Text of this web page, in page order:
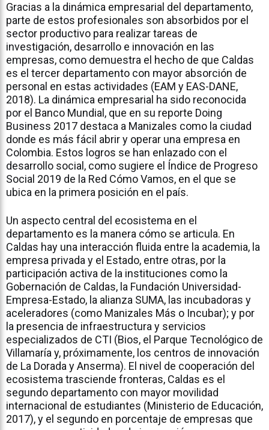
Gracias a la dinámica empresarial del departamento,
parte de estos profesionales son absorbidos por el
sector productivo para realizar tareas de
investigación, desarrollo e innovación en las
empresas, como demuestra el hecho de que Caldas
es el tercer departamento con mayor absorción de
personal en estas actividades (EAM y EAS-DANE,
2018). La dinámica empresarial ha sido reconocida
por el Banco Mundial, que en su reporte Doing
Business 2017 destaca a Manizales como la ciudad
donde es más fácil abrir y operar una empresa en
Colombia. Estos logros se han enlazado con el
desarrollo social, como sugiere el Índice de Progreso
Social 2019 de la Red Cómo Vamos, en el que se
ubica en la primera posición en el país.
Un aspecto central del ecosistema en el
departamento es la manera cómo se articula. En
Caldas hay una interacción fluida entre la academia, la
empresa privada y el Estado, entre otras, por la
participación activa de la instituciones como la
Gobernación de Caldas, la Fundación Universidad-
Empresa-Estado, la alianza SUMA, las incubadoras y
aceleradores (como Manizales Más o Incubar); y por
la presencia de infraestructura y servicios
especializados de CTI (Bios, el Parque Tecnológico de
Villamaría y, próximamente, los centros de innovación
de La Dorada y Anserma). El nivel de cooperación del
ecosistema trasciende fronteras, Caldas es el
segundo departamento con mayor movilidad
internacional de estudiantes (Ministerio de Educación,
2017), y el segundo en porcentaje de empresas que